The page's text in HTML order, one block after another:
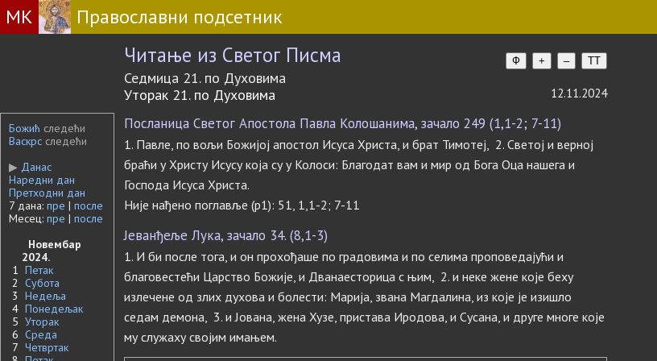
МК Православни подсетник
Читање из Светог Писма Ф + – TT
Седмица 21. по Духовима
Уторак 21. по Духовима
12.11.2024
Божић следећи
Васкрс следећи
▶ Данас
Наредни дан
Претходни дан
7 дана: пре | после
Месец: пре | после
Новембар
2024.
1 Петак
2 Субота
3 Недеља
4 Понедељак
5 Уторак
6 Среда
7 Четвртак
Посланица Светог Апостола Павла Колошанима, зачало 249 (1,1-2; 7-11)
1. Павле, по вољи Божијој апостол Исуса Христа, и брат Тимотеј, 2. Светој и верној
браћи у Христу Исусу која су у Колоси: Благодат вам и мир од Бога Оца нашега и
Господа Исуса Христа.
Није нађено поглавље (p1): 51, 1,1-2; 7-11
Јеванђеље Лука, зачало 34. (8,1-3)
1. И би после тога, и он прохођаше по градовима и по селима проповедајући и
благовестећи Царство Божије, и Дванаесторица с њим, 2. и неке жене које беху
излечене од злих духова и болести: Марија, звана Магдалина, из које је изишло
седам демона, 3. и Јована, жена Хузе, пристава Иродова, и Сусана, и друге многе које
му служаху својим имањем.